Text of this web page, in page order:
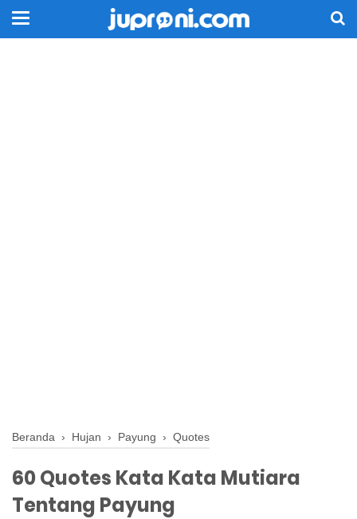
Beranda › Hujan › Payung › Quotes
60 Quotes Kata Kata Mutiara
Tentang Payung